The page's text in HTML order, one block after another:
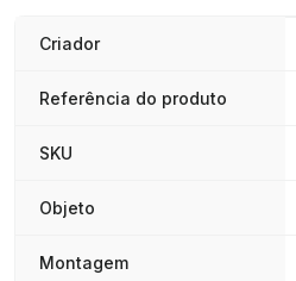
Criador
Referência do produto
SKU
Objeto
Montagem